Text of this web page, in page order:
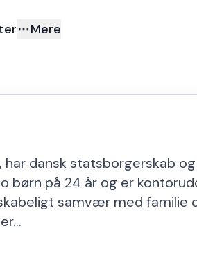
Mere
har dansk statsborgerskab
børn på 24 år og er
samvær med familie